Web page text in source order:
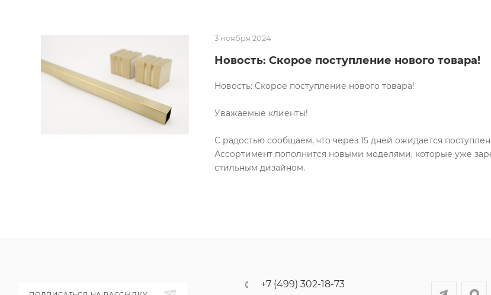
3 ноября 2024
Новость: Скорое поступление нового товара!
Новость: Скорое поступление нового товара!
Уважаемые клиенты!
С радостью сообщаем, что через 15 дней ожидается
Ассортимент пополнится новыми моделями, которые уже
стильным дизайном.
+7 (499) 302-18-73